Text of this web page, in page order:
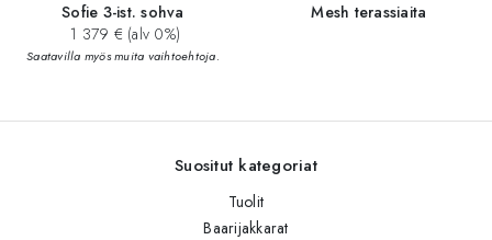
Sofie 3-ist. sohva
1 379 € (alv 0%)
Saatavilla myös muita vaihtoehtoja.
Mesh terassiaita
Suositut kategoriat
Tuolit
Baarijakkarat